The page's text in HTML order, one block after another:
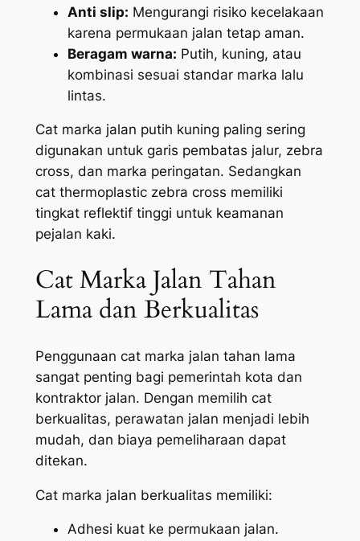
Anti slip: Mengurangi risiko kecelakaan
karena permukaan jalan tetap aman.
Beragam warna: Putih, kuning, atau
kombinasi sesuai standar marka lalu
lintas.
Cat marka jalan putih kuning paling sering
digunakan untuk garis pembatas jalur, zebra
cross, dan marka peringatan. Sedangkan
cat thermoplastic zebra cross memiliki
tingkat reflektif tinggi untuk keamanan
pejalan kaki.
Cat Marka Jalan Tahan
Lama dan Berkualitas
Penggunaan cat marka jalan tahan lama
sangat penting bagi pemerintah kota dan
kontraktor jalan. Dengan memilih cat
berkualitas, perawatan jalan menjadi lebih
mudah, dan biaya pemeliharaan dapat
ditekan.
Cat marka jalan berkualitas memiliki:
Adhesi kuat ke permukaan jalan.